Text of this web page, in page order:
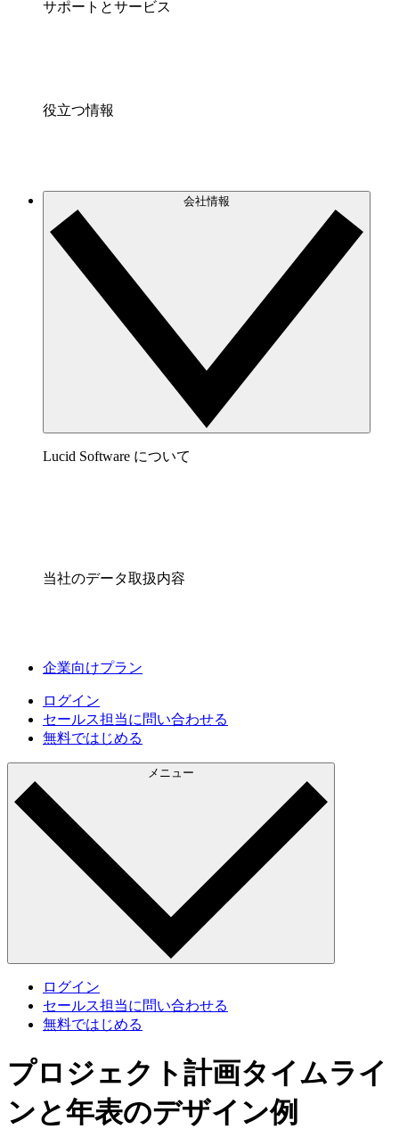
サポートとサービス
役立つ情報
会社情報
Lucid Software について
当社のデータ取扱内容
企業向けプラン
ログイン
セールス担当に問い合わせる
無料ではじめる
メニュー
ログイン
セールス担当に問い合わせる
無料ではじめる
プロジェクト計画タイムライ
ンと年表のデザイン例